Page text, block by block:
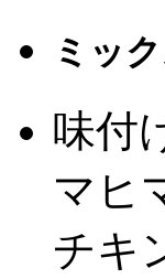
ミッ
味付
マヒ
チキ